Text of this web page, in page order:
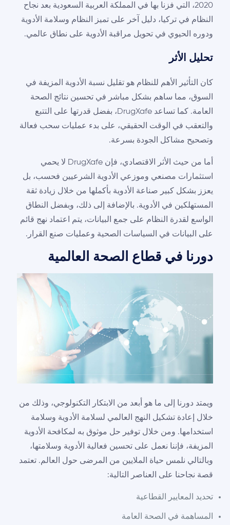
2020، التي فزنا بها في المملكة العربية السعودية بعد نجاح
النظام في تركيا، دليل آخر على تميز النظام وسلامة الأدوية
ودوره الحيوي في تحويل مراقبة الأدوية على نطاق عالمي.
تحليل الأثر
كان التأثير الأهم للنظام هو تقليل نسبة الأدوية المزيفة في
السوق، مما ساهم بشكل مباشر في تحسين نتائج الصحة
العامة. كما تساعد DrugXafe، بفضل قدرتها على التتبع
والتعقب في الوقت الحقيقي، على بدء عمليات سحب فعالة
وتصحيح مشاكل الجودة بسرعة.
أما من حيث الأثر الاقتصادي، فإن DrugXafe لا يحمي
استثمارات مصنعي وموزعي الأدوية الشرعيين فحسب، بل
يعزز بشكل كبير صناعة الأدوية بأكملها من خلال زيادة ثقة
المستهلكين في الأدوية. بالإضافة إلى ذلك، وبفضل النطاق
الواسع لقدرة النظام على جمع البيانات، يتم اعتماد نهج قائم
على البيانات في السياسات الصحية وعمليات صنع القرار.
دورنا في قطاع الصحة العالمية
ويمتد دورنا إلى ما هو أبعد من الابتكار التكنولوجي، وذلك من
خلال إعادة تشكيل النهج العالمي لسلامة الأدوية وسلامة
استخدامها. ومن خلال توفير حل موثوق به لمكافحة الأدوية
المزيفة، فإننا نعمل على تحسين فعالية الأدوية وسلامتها،
وبالتالي نلمس حياة الملايين من المرضى حول العالم. تعتمد
قصة نجاحنا على العناصر التالية:
تحديد المعايير القطاعية
المساهمة في الصحة العامة